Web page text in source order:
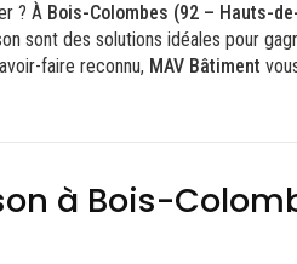
? À Bois-Colombes (92 – Hauts-
sont des solutions idéales pour
faire reconnu, MAV Bâtiment
à Bois-